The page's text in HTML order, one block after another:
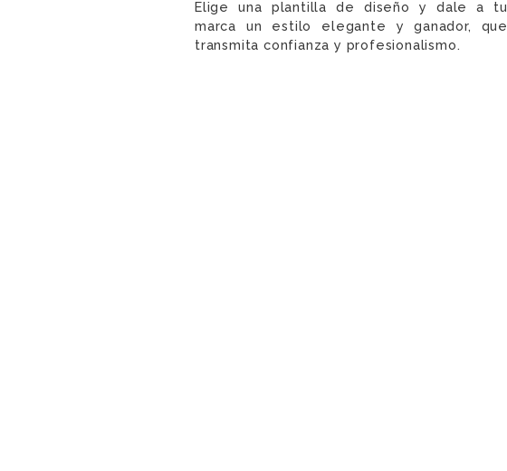
Elige una plantilla de diseño y dale a tu
marca un estilo elegante y ganador, que
transmita confianza y profesionalismo.